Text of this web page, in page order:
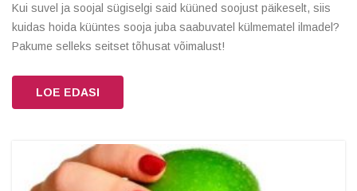
Kui suvel ja soojal sügiselgi said küüned soojust päikeselt, siis
kuidas hoida küüntes sooja juba saabuvatel külmematel ilmadel?
Pakume selleks seitset tõhusat võimalust!
LOE EDASI